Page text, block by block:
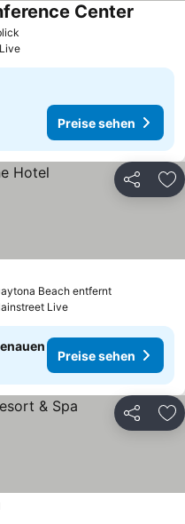
Center
Preise sehen
Teilen
Beach entferntPreise
Live
Preise sehen
Teilen